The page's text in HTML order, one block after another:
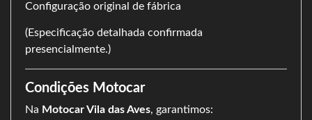
Configuração original de fábrica
(Especificação detalhada confirmada
presencialmente.)
Condições Motocar
Na Motocar Vila das Aves, garantimos: